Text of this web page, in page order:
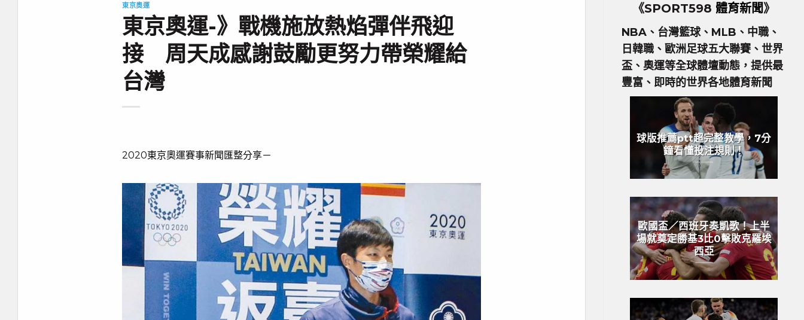
東京奧運
東京奧運-》戰機施放熱焰彈伴飛迎
接 周天成感謝鼓勵更努力帶榮耀給
台灣
2020東京奧運賽事新聞匯整分享－
《SPORT598 體育新聞》
NBA、台灣籃球、MLB、中職、
日韓職、歐洲足球五大聯賽、世界
盃、奧運等全球體壇動態，提供最
豐富、即時的世界各地體育新聞
球版推薦ptt超完整教學，7分
鐘看懂投注規則！
歐國盃／西班牙奏凱歌！上半
場就奠定勝基3比0擊敗克羅埃
西亞